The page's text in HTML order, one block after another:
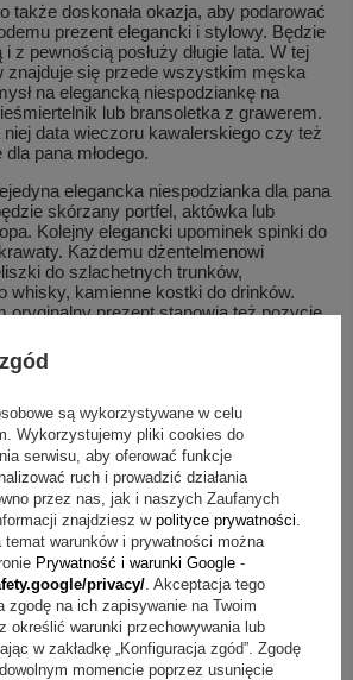
także doskonała okazja, aby podarować
prezent elegancki i stylowy. Będzie
z pewnością posłuży długie lata. W tej
znajduje się przede wszystkim męska
na elegancką niespodziankę na
lub bransoletka z grawerem.
data wieczoru kawalerskiego czy też
pana młodego.
elegancka niespodzianka dla pana
skórzany portfel, aktówka lub
Kolejny elegancki upominek spinki do
Każdemu dżentelmenowi
do szlachetnych trunków,
whisky, kamienne kostki do drinków.
oryginalny prezent stanowią też pozycje
to prezent, który może wręczyć i na
i panieńskim.
na kawalerski z grawerem
to dobra okazja, aby zaskoczyć pana
zrobić, gwarantując dobrą zabawę, a także
podarek. Jeśli szukasz uniwersalnego
z żartobliwym namiastek czy
Bardziej wyszukane będą pamiątkowe
z nadrukiem czy wszelkiej maści
pomysł na prezent na kawalerski
z nadrukiem. Piersiówka, poduszka,
czy leżak to tylko niektóre z
można wykonać grawer. Najlepiej nie
czy cytatami z Internetu, ale wymyślić
do powiedzonek, które zwykle wygłasza
są wykorzystywane w celu
Wykorzystujemy pliki cookies do
serwisu, aby oferować funkcje
ruch i prowadzić działania
przez nas, jak i naszych Zaufanych
znajdziesz w polityce prywatności
warunków i prywatności można
Prywatność i warunki Google -
privacy/ . Akceptacja tego
zgodę na ich zapisywanie na Twoim
określić warunki przechowywania lub
w zakładkę „Konfiguracja zgód”. Zgodę
momencie poprzez usunięcie